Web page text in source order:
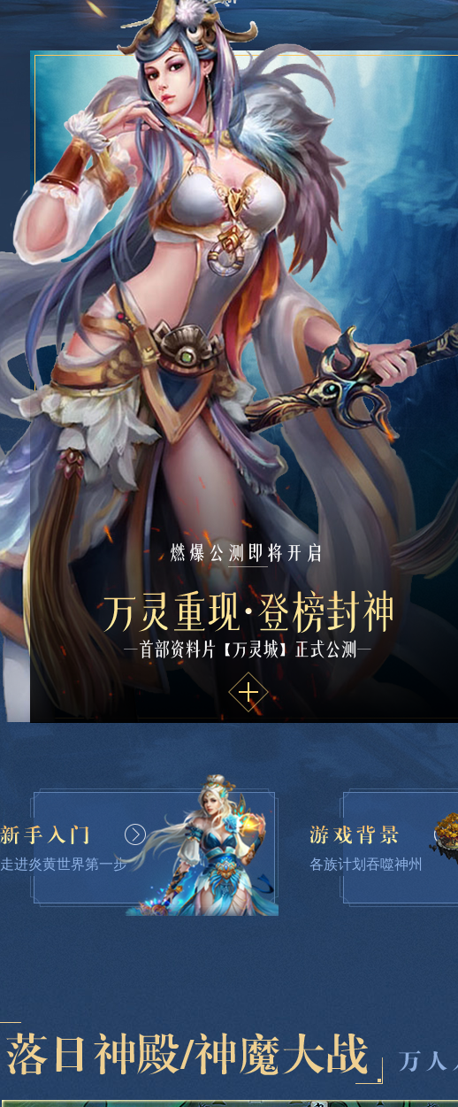
[游戏公告]《神仙传》停运公告
天宫 - 活动助您快人一步
日正式公测：全新活动，顶级福利，你准备好了吗？
绍
走进炎黄世界第一步 各族计划吞噬神州